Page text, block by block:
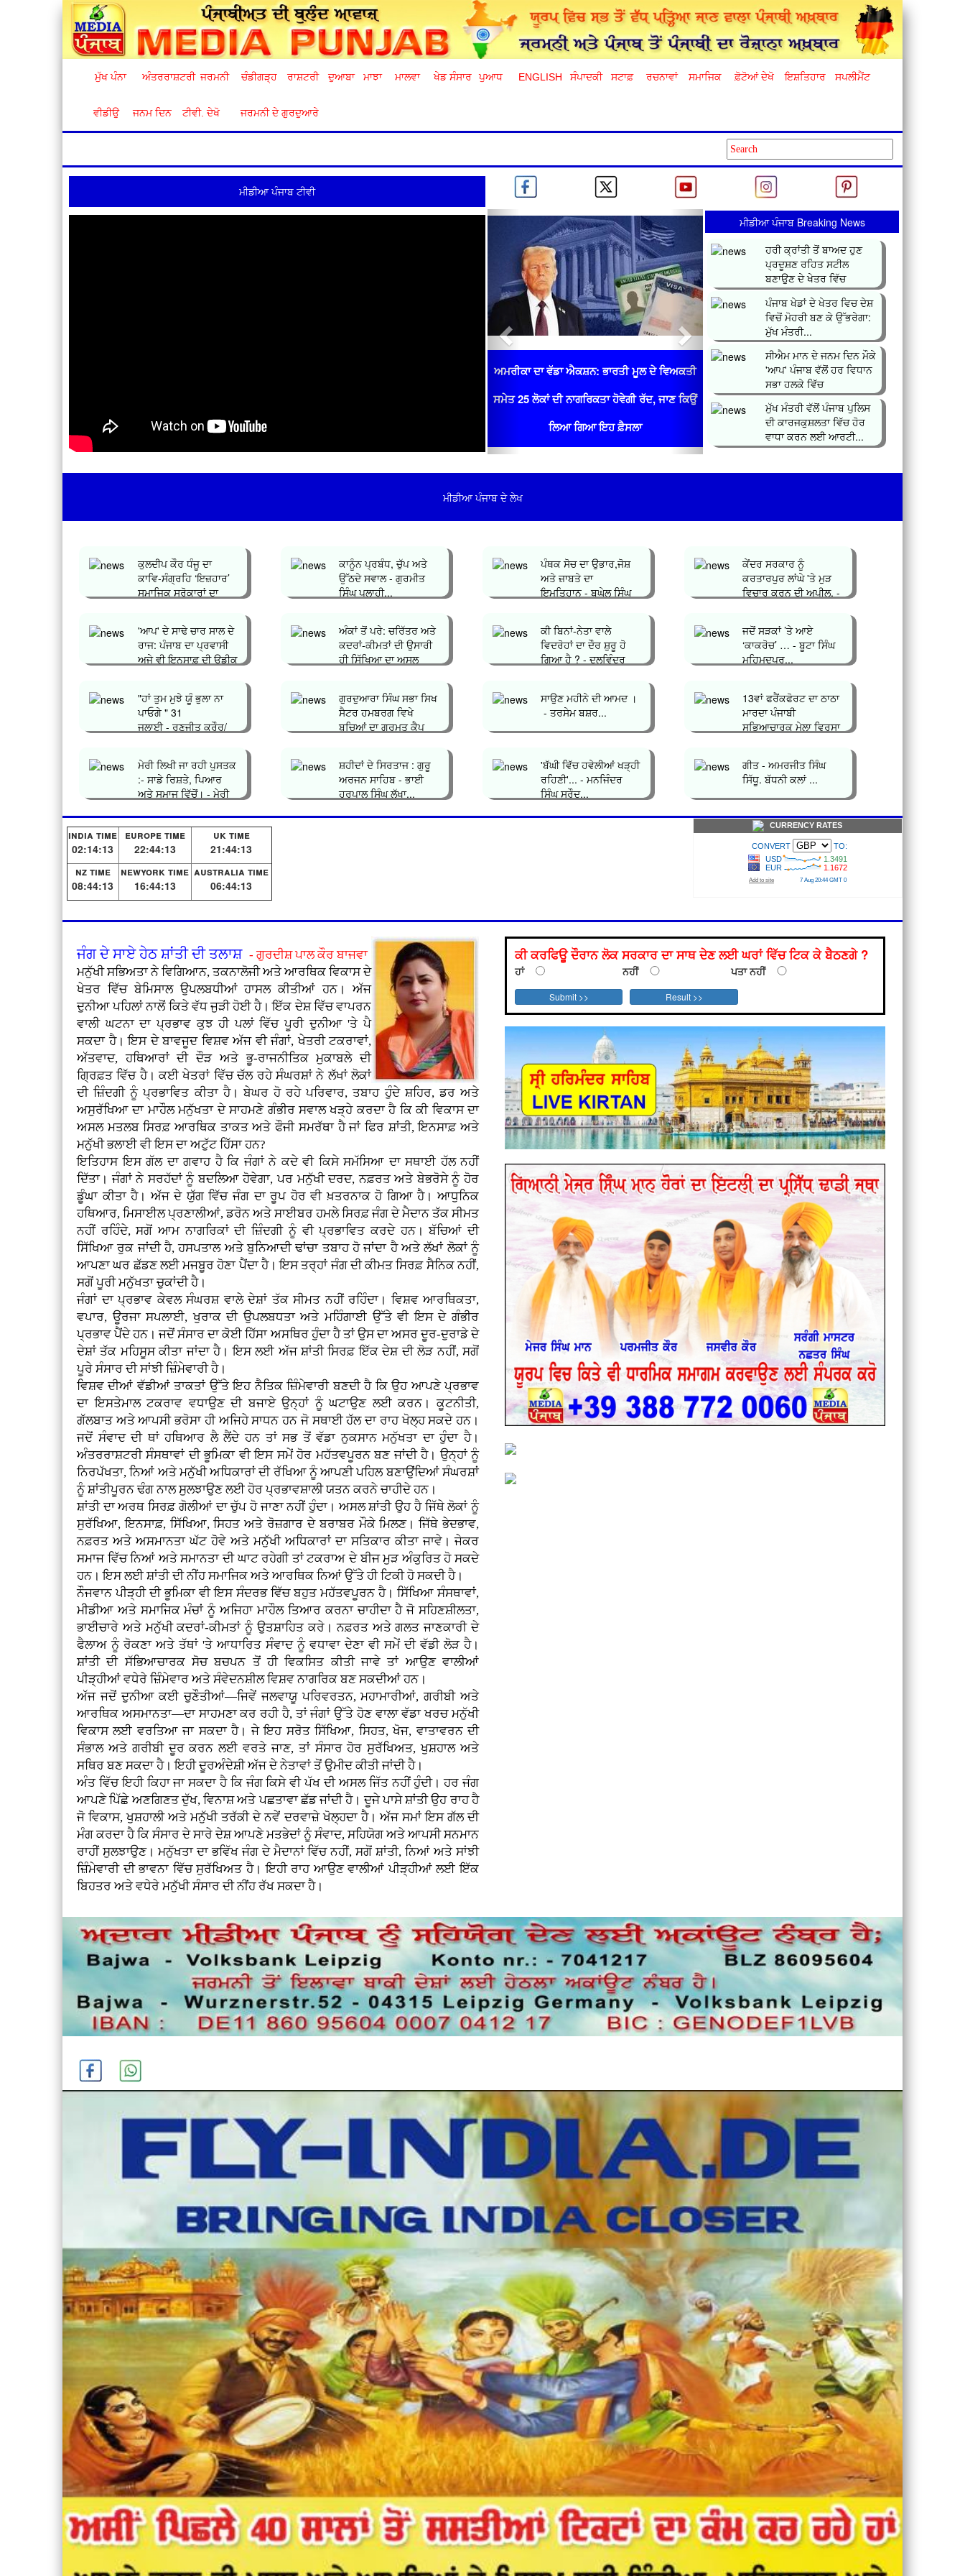
ਮੁੱਖ ਪੰਨਾ ਅੰਤਰਰਾਸ਼ਟਰੀ ਜਰਮਨੀ ਚੰਡੀਗੜ੍ਹ ਰਾਸ਼ਟਰੀ ਦੁਆਬਾ ਮਾਝਾ ਮਾਲਵਾ ਖੇਡ ਸੰਸਾਰ ਪੁਆਧ ENGLISH ਸੰਪਾਦਕੀ ਸਟਾਫ਼ ਰਚਨਾਵਾਂ ਸਮਾਜਿਕ ਫ਼ੋਟੋਆਂ ਦੇਖੋ ਇਸ਼ਤਿਹਾਰ ਸਪਲੀਮੈਂਟ
ਵੀਡੀਉ ਜਨਮ ਦਿਨ ਟੀਵੀ. ਦੇਖੋ ਜਰਮਨੀ ਦੇ ਗੁਰਦੁਆਰੇ
ਮੀਡੀਆ ਪੰਜਾਬ ਟੀਵੀ
ਅਮਰੀਕਾ ਦਾ ਵੱਡਾ ਐਕਸ਼ਨ: ਭਾਰਤੀ ਮੂਲ ਦੇ ਵਿਅਕਤੀ
ਸਮੇਤ 25 ਲੋਕਾਂ ਦੀ ਨਾਗਰਿਕਤਾ ਹੋਵੇਗੀ ਰੱਦ, ਜਾਣ ਕਿਉਂ
ਲਿਆ ਗਿਆ ਇਹ ਫ਼ੈਸਲਾ
Previous Next
ਮੀਡੀਆ ਪੰਜਾਬ Breaking News
ਹਰੀ ਕ੍ਰਾਂਤੀ ਤੋਂ ਬਾਅਦ ਹੁਣ
ਪ੍ਰਦੂਸ਼ਣ ਰਹਿਤ ਸਟੀਲ
ਬਣਾਉਣ ਦੇ ਖੇਤਰ ਵਿੱਚ
ਕ੍ਰਾਂਤ...
ਪੰਜਾਬ ਖੇਡਾਂ ਦੇ ਖੇਤਰ ਵਿਚ ਦੇਸ਼
ਵਿਚੋਂ ਮੋਹਰੀ ਬਣ ਕੇ ਉੱਭਰੇਗਾ:
ਮੁੱਖ ਮੰਤਰੀ...
ਸੀਐਮ ਮਾਨ ਦੇ ਜਨਮ ਦਿਨ ਮੌਕੇ
'ਆਪ' ਪੰਜਾਬ ਵੱਲੋਂ ਹਰ ਵਿਧਾਨ
ਸਭਾ ਹਲਕੇ ਵਿੱਚ
ਲਗਾਇਆ&n...
ਮੁੱਖ ਮੰਤਰੀ ਵੱਲੋਂ ਪੰਜਾਬ ਪੁਲਿਸ
ਦੀ ਕਾਰਜਕੁਸ਼ਲਤਾ ਵਿੱਚ ਹੋਰ
ਵਾਧਾ ਕਰਨ ਲਈ ਆਰਟੀ...
ਮੀਡੀਆ ਪੰਜਾਬ ਦੇ ਲੇਖ
ਕੁਲਦੀਪ ਕੌਰ ਧੰਜੂ ਦਾ
ਕਾਵਿ-ਸੰਗ੍ਰਹਿ ‘ਇਜ਼ਹਾਰ’
ਸਮਾਜਿਕ ਸਰੋਕਾਰਾਂ ਦਾ
ਕਾਨੂੰਨ ਪ੍ਰਬੰਧ, ਚੁੱਪ ਅਤੇ
ਉੱਠਦੇ ਸਵਾਲ - ਗੁਰਮੀਤ
ਸਿੰਘ ਪਲਾਹੀ...
ਪੰਥਕ ਸੋਚ ਦਾ ਉਭਾਰ,ਜੋਸ਼
ਅਤੇ ਜ਼ਾਬਤੇ ਦਾ
ਇਮਤਿਹਾਨ - ਬਘੇਲ ਸਿੰਘ
ਕੇਂਦਰ ਸਰਕਾਰ ਨੂੰ
ਕਰਤਾਰਪੁਰ ਲਾਂਘੇ 'ਤੇ ਮੁੜ
ਵਿਚਾਰ ਕਰਨ ਦੀ ਅਪੀਲ, -
'ਆਪ' ਦੇ ਸਾਢੇ ਚਾਰ ਸਾਲ ਦੇ
ਰਾਜ: ਪੰਜਾਬ ਦਾ ਪ੍ਰਵਾਸੀ
ਅਜੇ ਵੀ ਇਨਸਾਫ਼ ਦੀ ਉਡੀਕ
ਅੰਕਾਂ ਤੋਂ ਪਰੇ: ਚਰਿੱਤਰ ਅਤੇ
ਕਦਰਾਂ-ਕੀਮਤਾਂ ਦੀ ਉਸਾਰੀ
ਹੀ ਸਿੱਖਿਆ ਦਾ ਅਸਲ
ਕੀ ਬਿਨਾਂ-ਨੇਤਾ ਵਾਲੇ
ਵਿਦਰੋਹਾਂ ਦਾ ਦੌਰ ਸ਼ੁਰੂ ਹੋ
ਗਿਆ ਹੈ ? - ਦਲਵਿੰਦਰ
ਜਦੋਂ ਸੜਕਾਂ ’ਤੇ ਆਏ
‘ਕਾਕਰੋਚ’ … - ਬੂਟਾ ਸਿੰਘ
ਮਹਿਮੂਦਪੁਰ...
"ਹਾਂ ਤੁਮ ਮੁਝੇ ਯੂੰ ਭੁਲਾ ਨਾ
ਪਾਓਗੇ " 31
ਜੁਲਾਈ - ਰਣਜੀਤ ਕ੍ਰੌਰ/
ਗੁਰਦੁਆਰਾ ਸਿੰਘ ਸਭਾ ਸਿਖ
ਸੈਟਰ ਹਮਬਰਗ ਵਿਖੇ
ਬਚ‌ਿਆਂ ਦਾ ਗੁਰਮਤ ਕੈਪ
ਸਾਉਣ ਮਹੀਨੇ ਦੀ ਆਮਦ ।
- ਤਰਸੇਮ ਬਸ਼ਰ...
13ਵਾਂ ਫਰੈਂਕਫੋਰਟ ਦਾ ਠਾਠਾ
ਮਾਰਦਾ ਪੰਜਾਬੀ
ਸਭਿਆਚਾਰਕ ਮੇਲਾ ਵਿਰਸਾ
ਮੇਰੀ ਲਿਖੀ ਜਾ ਰਹੀ ਪੁਸਤਕ
:- ਸਾਡੇ ਰਿਸ਼ਤੇ, ਪਿਆਰ
ਅਤੇ ਸਮਾਜ ਵਿੱਚੋਂ। - ਮੇਰੀ
ਸ਼ਹੀਦਾਂ ਦੇ ਸਿਰਤਾਜ : ਗੁਰੂ
ਅਰਜਨ ਸਾਹਿਬ - ਭਾਈ
ਹਰਪਾਲ ਸਿੰਘ ਲੱਖਾ...
'ਬੱਘੀ ਵਿੱਚ ਹਵੇਲੀਆਂ ਖੜ੍ਹੀ
ਰਹਿਣੀ'... - ਮਨਜਿੰਦਰ
ਸਿੰਘ ਸਰੌਦ...
ਗੀਤ - ਅਮਰਜੀਤ ਸਿੰਘ
ਸਿੱਧੂ. ਬੱਧਨੀ ਕਲਾਂ ...
india time
02:14:13
europe time
22:44:13
uk time
21:44:13
nz time
08:44:13
newyork time
16:44:13
australia time
06:44:13
CURRENCY RATES
ਜੰਗ ਦੇ ਸਾਏ ਹੇਠ ਸ਼ਾਂਤੀ ਦੀ ਤਲਾਸ਼ - ਗੁਰਦੀਸ਼ ਪਾਲ ਕੌਰ ਬਾਜਵਾ
ਮਨੁੱਖੀ ਸਭਿਅਤਾ ਨੇ ਵਿਗਿਆਨ, ਤਕਨਾਲੋਜੀ ਅਤੇ ਆਰਥਿਕ ਵਿਕਾਸ ਦੇ
ਖੇਤਰ ਵਿੱਚ ਬੇਮਿਸਾਲ ਉਪਲਬਧੀਆਂ ਹਾਸਲ ਕੀਤੀਆਂ ਹਨ। ਅੱਜ
ਦੁਨੀਆ ਪਹਿਲਾਂ ਨਾਲੋਂ ਕਿਤੇ ਵੱਧ ਜੁੜੀ ਹੋਈ ਹੈ। ਇੱਕ ਦੇਸ਼ ਵਿੱਚ ਵਾਪਰਨ
ਵਾਲੀ ਘਟਨਾ ਦਾ ਪ੍ਰਭਾਵ ਕੁਝ ਹੀ ਪਲਾਂ ਵਿੱਚ ਪੂਰੀ ਦੁਨੀਆ 'ਤੇ ਪੈ
ਸਕਦਾ ਹੈ। ਇਸ ਦੇ ਬਾਵਜੂਦ ਵਿਸ਼ਵ ਅੱਜ ਵੀ ਜੰਗਾਂ, ਖੇਤਰੀ ਟਕਰਾਵਾਂ,
ਅੱਤਵਾਦ, ਹਥਿਆਰਾਂ ਦੀ ਦੌੜ ਅਤੇ ਭੂ-ਰਾਜਨੀਤਿਕ ਮੁਕਾਬਲੇ ਦੀ
ਗ੍ਰਿਫ਼ਤ ਵਿੱਚ ਹੈ। ਕਈ ਖੇਤਰਾਂ ਵਿੱਚ ਚੱਲ ਰਹੇ ਸੰਘਰਸ਼ਾਂ ਨੇ ਲੱਖਾਂ ਲੋਕਾਂ
ਦੀ ਜ਼ਿੰਦਗੀ ਨੂੰ ਪ੍ਰਭਾਵਿਤ ਕੀਤਾ ਹੈ। ਬੇਘਰ ਹੋ ਰਹੇ ਪਰਿਵਾਰ, ਤਬਾਹ ਹੁੰਦੇ ਸ਼ਹਿਰ, ਡਰ ਅਤੇ
ਅਸੁਰੱਖਿਆ ਦਾ ਮਾਹੌਲ ਮਨੁੱਖਤਾ ਦੇ ਸਾਹਮਣੇ ਗੰਭੀਰ ਸਵਾਲ ਖੜ੍ਹੇ ਕਰਦਾ ਹੈ ਕਿ ਕੀ ਵਿਕਾਸ ਦਾ
ਅਸਲ ਮਤਲਬ ਸਿਰਫ਼ ਆਰਥਿਕ ਤਾਕਤ ਅਤੇ ਫੌਜੀ ਸਮਰੱਥਾ ਹੈ ਜਾਂ ਫਿਰ ਸ਼ਾਂਤੀ, ਇਨਸਾਫ਼ ਅਤੇ
ਮਨੁੱਖੀ ਭਲਾਈ ਵੀ ਇਸ ਦਾ ਅਟੁੱਟ ਹਿੱਸਾ ਹਨ?
ਇਤਿਹਾਸ ਇਸ ਗੱਲ ਦਾ ਗਵਾਹ ਹੈ ਕਿ ਜੰਗਾਂ ਨੇ ਕਦੇ ਵੀ ਕਿਸੇ ਸਮੱਸਿਆ ਦਾ ਸਥਾਈ ਹੱਲ ਨਹੀਂ
ਦਿੱਤਾ। ਜੰਗਾਂ ਨੇ ਸਰਹੱਦਾਂ ਨੂੰ ਬਦਲਿਆ ਹੋਵੇਗਾ, ਪਰ ਮਨੁੱਖੀ ਦਰਦ, ਨਫ਼ਰਤ ਅਤੇ ਬੇਭਰੋਸੇ ਨੂੰ ਹੋਰ
ਡੂੰਘਾ ਕੀਤਾ ਹੈ। ਅੱਜ ਦੇ ਯੁੱਗ ਵਿੱਚ ਜੰਗ ਦਾ ਰੂਪ ਹੋਰ ਵੀ ਖ਼ਤਰਨਾਕ ਹੋ ਗਿਆ ਹੈ। ਆਧੁਨਿਕ
ਹਥਿਆਰ, ਮਿਸਾਈਲ ਪ੍ਰਣਾਲੀਆਂ, ਡਰੋਨ ਅਤੇ ਸਾਈਬਰ ਹਮਲੇ ਸਿਰਫ਼ ਜੰਗ ਦੇ ਮੈਦਾਨ ਤੱਕ ਸੀਮਤ
ਨਹੀਂ ਰਹਿੰਦੇ, ਸਗੋਂ ਆਮ ਨਾਗਰਿਕਾਂ ਦੀ ਜ਼ਿੰਦਗੀ ਨੂੰ ਵੀ ਪ੍ਰਭਾਵਿਤ ਕਰਦੇ ਹਨ। ਬੱਚਿਆਂ ਦੀ
ਸਿੱਖਿਆ ਰੁਕ ਜਾਂਦੀ ਹੈ, ਹਸਪਤਾਲ ਅਤੇ ਬੁਨਿਆਦੀ ਢਾਂਚਾ ਤਬਾਹ ਹੋ ਜਾਂਦਾ ਹੈ ਅਤੇ ਲੱਖਾਂ ਲੋਕਾਂ ਨੂੰ
ਆਪਣਾ ਘਰ ਛੱਡਣ ਲਈ ਮਜਬੂਰ ਹੋਣਾ ਪੈਂਦਾ ਹੈ। ਇਸ ਤਰ੍ਹਾਂ ਜੰਗ ਦੀ ਕੀਮਤ ਸਿਰਫ਼ ਸੈਨਿਕ ਨਹੀਂ,
ਸਗੋਂ ਪੂਰੀ ਮਨੁੱਖਤਾ ਚੁਕਾਂਦੀ ਹੈ।
ਜੰਗਾਂ ਦਾ ਪ੍ਰਭਾਵ ਕੇਵਲ ਸੰਘਰਸ਼ ਵਾਲੇ ਦੇਸ਼ਾਂ ਤੱਕ ਸੀਮਤ ਨਹੀਂ ਰਹਿੰਦਾ। ਵਿਸ਼ਵ ਆਰਥਿਕਤਾ,
ਵਪਾਰ, ਊਰਜਾ ਸਪਲਾਈ, ਖੁਰਾਕ ਦੀ ਉਪਲਬਧਤਾ ਅਤੇ ਮਹਿੰਗਾਈ ਉੱਤੇ ਵੀ ਇਸ ਦੇ ਗੰਭੀਰ
ਪ੍ਰਭਾਵ ਪੈਂਦੇ ਹਨ। ਜਦੋਂ ਸੰਸਾਰ ਦਾ ਕੋਈ ਹਿੱਸਾ ਅਸਥਿਰ ਹੁੰਦਾ ਹੈ ਤਾਂ ਉਸ ਦਾ ਅਸਰ ਦੂਰ-ਦੁਰਾਡੇ ਦੇ
ਦੇਸ਼ਾਂ ਤੱਕ ਮਹਿਸੂਸ ਕੀਤਾ ਜਾਂਦਾ ਹੈ। ਇਸ ਲਈ ਅੱਜ ਸ਼ਾਂਤੀ ਸਿਰਫ਼ ਇੱਕ ਦੇਸ਼ ਦੀ ਲੋੜ ਨਹੀਂ, ਸਗੋਂ
ਪੂਰੇ ਸੰਸਾਰ ਦੀ ਸਾਂਝੀ ਜ਼ਿੰਮੇਵਾਰੀ ਹੈ।
ਵਿਸ਼ਵ ਦੀਆਂ ਵੱਡੀਆਂ ਤਾਕਤਾਂ ਉੱਤੇ ਇਹ ਨੈਤਿਕ ਜ਼ਿੰਮੇਵਾਰੀ ਬਣਦੀ ਹੈ ਕਿ ਉਹ ਆਪਣੇ ਪ੍ਰਭਾਵ
ਦਾ ਇਸਤੇਮਾਲ ਟਕਰਾਵ ਵਧਾਉਣ ਦੀ ਬਜਾਏ ਉਨ੍ਹਾਂ ਨੂੰ ਘਟਾਉਣ ਲਈ ਕਰਨ। ਕੂਟਨੀਤੀ,
ਗੱਲਬਾਤ ਅਤੇ ਆਪਸੀ ਭਰੋਸਾ ਹੀ ਅਜਿਹੇ ਸਾਧਨ ਹਨ ਜੋ ਸਥਾਈ ਹੱਲ ਦਾ ਰਾਹ ਖੋਲ੍ਹ ਸਕਦੇ ਹਨ।
ਜਦੋਂ ਸੰਵਾਦ ਦੀ ਥਾਂ ਹਥਿਆਰ ਲੈ ਲੈਂਦੇ ਹਨ ਤਾਂ ਸਭ ਤੋਂ ਵੱਡਾ ਨੁਕਸਾਨ ਮਨੁੱਖਤਾ ਦਾ ਹੁੰਦਾ ਹੈ।
ਅੰਤਰਰਾਸ਼ਟਰੀ ਸੰਸਥਾਵਾਂ ਦੀ ਭੂਮਿਕਾ ਵੀ ਇਸ ਸਮੇਂ ਹੋਰ ਮਹੱਤਵਪੂਰਨ ਬਣ ਜਾਂਦੀ ਹੈ। ਉਨ੍ਹਾਂ ਨੂੰ
ਨਿਰਪੱਖਤਾ, ਨਿਆਂ ਅਤੇ ਮਨੁੱਖੀ ਅਧਿਕਾਰਾਂ ਦੀ ਰੱਖਿਆ ਨੂੰ ਆਪਣੀ ਪਹਿਲ ਬਣਾਉਂਦਿਆਂ ਸੰਘਰਸ਼ਾਂ
ਨੂੰ ਸ਼ਾਂਤੀਪੂਰਨ ਢੰਗ ਨਾਲ ਸੁਲਝਾਉਣ ਲਈ ਹੋਰ ਪ੍ਰਭਾਵਸ਼ਾਲੀ ਯਤਨ ਕਰਨੇ ਚਾਹੀਦੇ ਹਨ।
ਸ਼ਾਂਤੀ ਦਾ ਅਰਥ ਸਿਰਫ਼ ਗੋਲੀਆਂ ਦਾ ਚੁੱਪ ਹੋ ਜਾਣਾ ਨਹੀਂ ਹੁੰਦਾ। ਅਸਲ ਸ਼ਾਂਤੀ ਉਹ ਹੈ ਜਿੱਥੇ ਲੋਕਾਂ ਨੂੰ
ਸੁਰੱਖਿਆ, ਇਨਸਾਫ਼, ਸਿੱਖਿਆ, ਸਿਹਤ ਅਤੇ ਰੋਜ਼ਗਾਰ ਦੇ ਬਰਾਬਰ ਮੌਕੇ ਮਿਲਣ। ਜਿੱਥੇ ਭੇਦਭਾਵ,
ਨਫ਼ਰਤ ਅਤੇ ਅਸਮਾਨਤਾ ਘੱਟ ਹੋਵੇ ਅਤੇ ਮਨੁੱਖੀ ਅਧਿਕਾਰਾਂ ਦਾ ਸਤਿਕਾਰ ਕੀਤਾ ਜਾਵੇ। ਜੇਕਰ
ਸਮਾਜ ਵਿੱਚ ਨਿਆਂ ਅਤੇ ਸਮਾਨਤਾ ਦੀ ਘਾਟ ਰਹੇਗੀ ਤਾਂ ਟਕਰਾਅ ਦੇ ਬੀਜ ਮੁੜ ਅੰਕੁਰਿਤ ਹੋ ਸਕਦੇ
ਹਨ। ਇਸ ਲਈ ਸ਼ਾਂਤੀ ਦੀ ਨੀਂਹ ਸਮਾਜਿਕ ਅਤੇ ਆਰਥਿਕ ਨਿਆਂ ਉੱਤੇ ਹੀ ਟਿਕੀ ਹੋ ਸਕਦੀ ਹੈ।
ਨੌਜਵਾਨ ਪੀੜ੍ਹੀ ਦੀ ਭੂਮਿਕਾ ਵੀ ਇਸ ਸੰਦਰਭ ਵਿੱਚ ਬਹੁਤ ਮਹੱਤਵਪੂਰਨ ਹੈ। ਸਿੱਖਿਆ ਸੰਸਥਾਵਾਂ,
ਮੀਡੀਆ ਅਤੇ ਸਮਾਜਿਕ ਮੰਚਾਂ ਨੂੰ ਅਜਿਹਾ ਮਾਹੌਲ ਤਿਆਰ ਕਰਨਾ ਚਾਹੀਦਾ ਹੈ ਜੋ ਸਹਿਣਸ਼ੀਲਤਾ,
ਭਾਈਚਾਰੇ ਅਤੇ ਮਨੁੱਖੀ ਕਦਰਾਂ-ਕੀਮਤਾਂ ਨੂੰ ਉਤਸ਼ਾਹਿਤ ਕਰੇ। ਨਫ਼ਰਤ ਅਤੇ ਗਲਤ ਜਾਣਕਾਰੀ ਦੇ
ਫੈਲਾਅ ਨੂੰ ਰੋਕਣਾ ਅਤੇ ਤੱਥਾਂ 'ਤੇ ਆਧਾਰਿਤ ਸੰਵਾਦ ਨੂੰ ਵਧਾਵਾ ਦੇਣਾ ਵੀ ਸਮੇਂ ਦੀ ਵੱਡੀ ਲੋੜ ਹੈ।
ਸ਼ਾਂਤੀ ਦੀ ਸੱਭਿਆਚਾਰਕ ਸੋਚ ਬਚਪਨ ਤੋਂ ਹੀ ਵਿਕਸਿਤ ਕੀਤੀ ਜਾਵੇ ਤਾਂ ਆਉਣ ਵਾਲੀਆਂ
ਪੀੜ੍ਹੀਆਂ ਵਧੇਰੇ ਜ਼ਿੰਮੇਵਾਰ ਅਤੇ ਸੰਵੇਦਨਸ਼ੀਲ ਵਿਸ਼ਵ ਨਾਗਰਿਕ ਬਣ ਸਕਦੀਆਂ ਹਨ।
ਅੱਜ ਜਦੋਂ ਦੁਨੀਆ ਕਈ ਚੁਣੌਤੀਆਂ—ਜਿਵੇਂ ਜਲਵਾਯੂ ਪਰਿਵਰਤਨ, ਮਹਾਮਾਰੀਆਂ, ਗਰੀਬੀ ਅਤੇ
ਆਰਥਿਕ ਅਸਮਾਨਤਾ—ਦਾ ਸਾਹਮਣਾ ਕਰ ਰਹੀ ਹੈ, ਤਾਂ ਜੰਗਾਂ ਉੱਤੇ ਹੋਣ ਵਾਲਾ ਵੱਡਾ ਖਰਚ ਮਨੁੱਖੀ
ਵਿਕਾਸ ਲਈ ਵਰਤਿਆ ਜਾ ਸਕਦਾ ਹੈ। ਜੇ ਇਹ ਸਰੋਤ ਸਿੱਖਿਆ, ਸਿਹਤ, ਖੋਜ, ਵਾਤਾਵਰਨ ਦੀ
ਸੰਭਾਲ ਅਤੇ ਗਰੀਬੀ ਦੂਰ ਕਰਨ ਲਈ ਵਰਤੇ ਜਾਣ, ਤਾਂ ਸੰਸਾਰ ਹੋਰ ਸੁਰੱਖਿਅਤ, ਖੁਸ਼ਹਾਲ ਅਤੇ
ਸਥਿਰ ਬਣ ਸਕਦਾ ਹੈ। ਇਹੀ ਦੂਰਅੰਦੇਸ਼ੀ ਅੱਜ ਦੇ ਨੇਤਾਵਾਂ ਤੋਂ ਉਮੀਦ ਕੀਤੀ ਜਾਂਦੀ ਹੈ।
ਅੰਤ ਵਿੱਚ ਇਹੀ ਕਿਹਾ ਜਾ ਸਕਦਾ ਹੈ ਕਿ ਜੰਗ ਕਿਸੇ ਵੀ ਪੱਖ ਦੀ ਅਸਲ ਜਿੱਤ ਨਹੀਂ ਹੁੰਦੀ। ਹਰ ਜੰਗ
ਆਪਣੇ ਪਿੱਛੇ ਅਣਗਿਣਤ ਦੁੱਖ, ਵਿਨਾਸ਼ ਅਤੇ ਪਛਤਾਵਾ ਛੱਡ ਜਾਂਦੀ ਹੈ। ਦੂਜੇ ਪਾਸੇ ਸ਼ਾਂਤੀ ਉਹ ਰਾਹ ਹੈ
ਜੋ ਵਿਕਾਸ, ਖੁਸ਼ਹਾਲੀ ਅਤੇ ਮਨੁੱਖੀ ਤਰੱਕੀ ਦੇ ਨਵੇਂ ਦਰਵਾਜ਼ੇ ਖੋਲ੍ਹਦਾ ਹੈ। ਅੱਜ ਸਮਾਂ ਇਸ ਗੱਲ ਦੀ
ਮੰਗ ਕਰਦਾ ਹੈ ਕਿ ਸੰਸਾਰ ਦੇ ਸਾਰੇ ਦੇਸ਼ ਆਪਣੇ ਮਤਭੇਦਾਂ ਨੂੰ ਸੰਵਾਦ, ਸਹਿਯੋਗ ਅਤੇ ਆਪਸੀ ਸਨਮਾਨ
ਰਾਹੀਂ ਸੁਲਝਾਉਣ। ਮਨੁੱਖਤਾ ਦਾ ਭਵਿੱਖ ਜੰਗ ਦੇ ਮੈਦਾਨਾਂ ਵਿੱਚ ਨਹੀਂ, ਸਗੋਂ ਸ਼ਾਂਤੀ, ਨਿਆਂ ਅਤੇ ਸਾਂਝੀ
ਜ਼ਿੰਮੇਵਾਰੀ ਦੀ ਭਾਵਨਾ ਵਿੱਚ ਸੁਰੱਖਿਅਤ ਹੈ। ਇਹੀ ਰਾਹ ਆਉਣ ਵਾਲੀਆਂ ਪੀੜ੍ਹੀਆਂ ਲਈ ਇੱਕ
ਬਿਹਤਰ ਅਤੇ ਵਧੇਰੇ ਮਨੁੱਖੀ ਸੰਸਾਰ ਦੀ ਨੀਂਹ ਰੱਖ ਸਕਦਾ ਹੈ।
ਕੀ ਕਰਫਿਊ ਦੌਰਾਨ ਲੋਕ ਸਰਕਾਰ ਦਾ ਸਾਥ ਦੇਣ ਲਈ ਘਰਾਂ ਵਿੱਚ ਟਿਕ ਕੇ ਬੈਠਣਗੇ ?
ਹਾਂ ਨਹੀਂ ਪਤਾ ਨਹੀਂ